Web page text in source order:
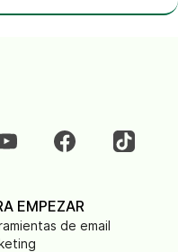
EMPEZAR
de email